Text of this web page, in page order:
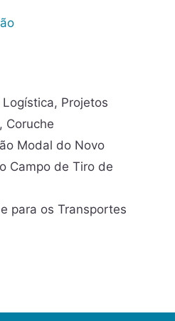
Logística, Projetos
, Coruche
Modal do Novo
Campo de Tiro de
para os Transportes